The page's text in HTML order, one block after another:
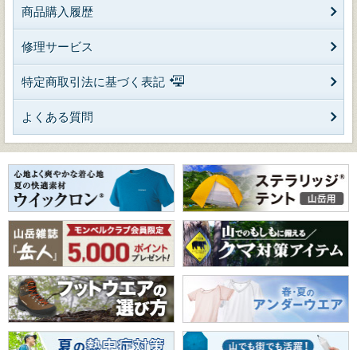
商品購入履歴
修理サービス
特定商取引法に基づく表記
よくある質問